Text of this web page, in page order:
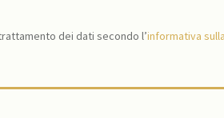
dei dati secondo l’informativa